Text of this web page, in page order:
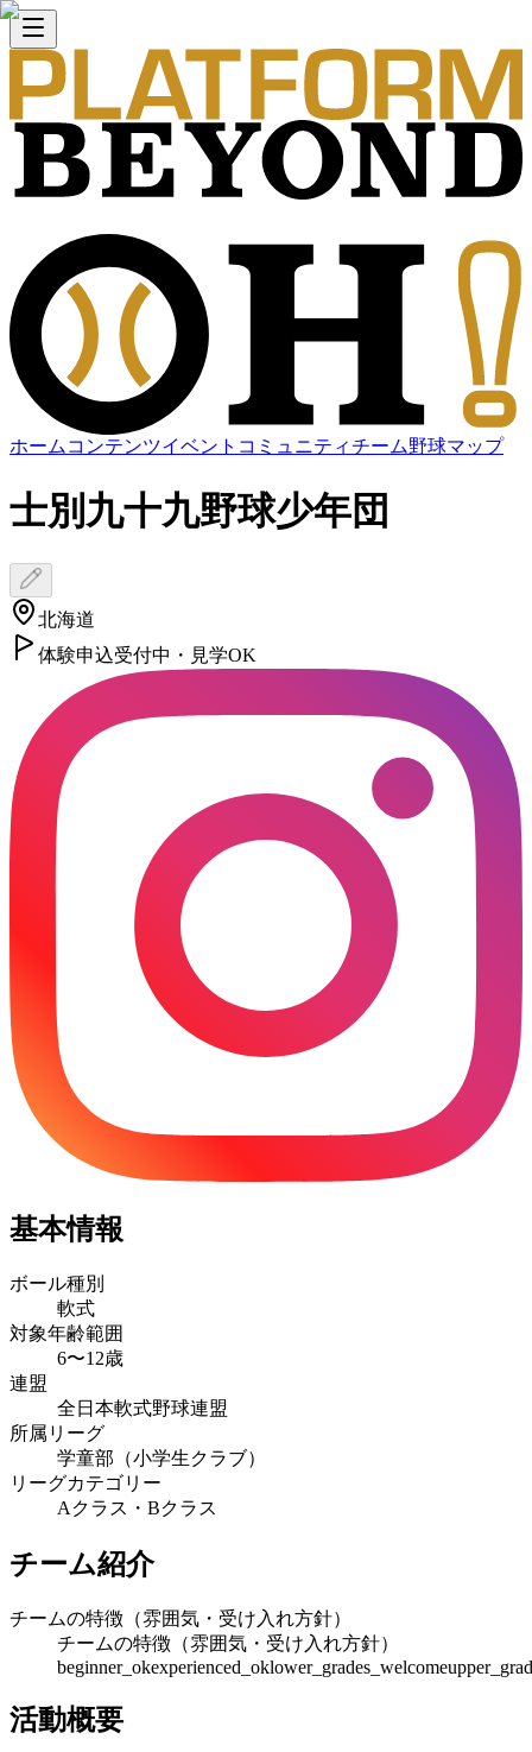
ホーム コンテンツイベント コミュニティチーム野球マップ
士別九十九野球少年団
北海道
体験申込受付中・見学OK
基本情報
ボール種別
軟式
対象年齢範囲
6〜12歳
連盟
全日本軟式野球連盟
所属リーグ
学童部（小学生クラブ）
リーグカテゴリー
Aクラス・Bクラス
チーム紹介
チームの特徴（雰囲気・受け入れ方針）
チームの特徴（雰囲気・受け入れ方針）
beginner_okexperienced_oklower_grades_welcome
活動概要